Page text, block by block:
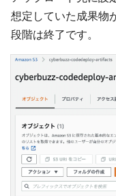
想定していた成果物
段階は終了です。